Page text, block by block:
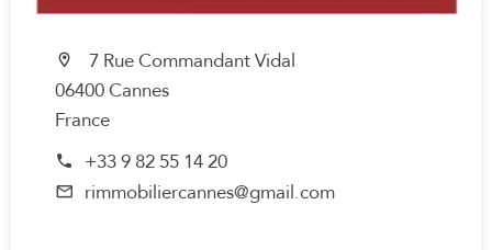
7 Rue Commandant Vidal
06400 Cannes
France
+33 9 82 55 14 20
rimmobiliercannes@gmail.com